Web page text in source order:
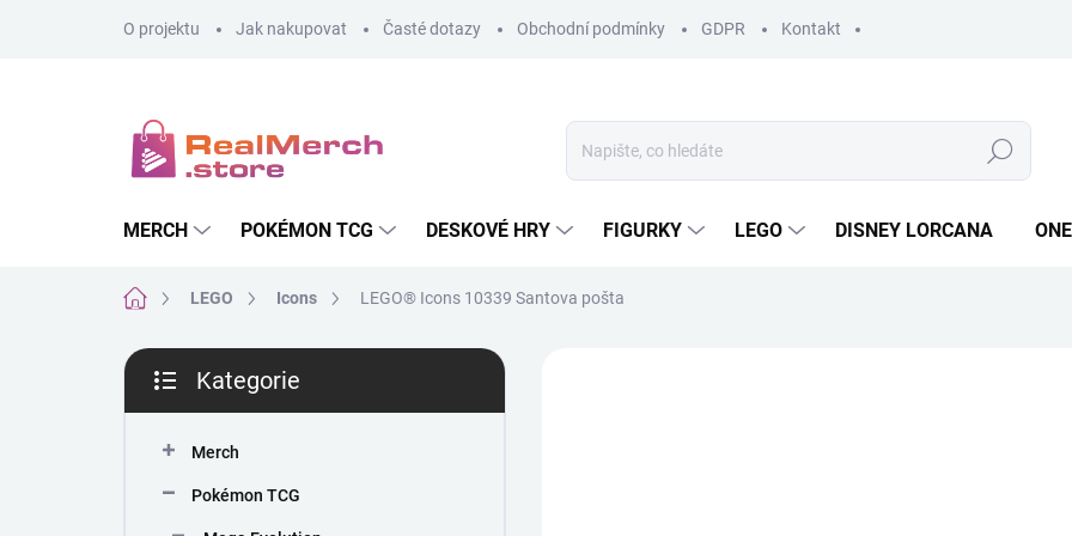
O projektu Jak nakupovat Časté dotazy Obchodní podmínky GDPR Kontakt
Hledat
MERCH POKÉMON TCG DESKOVÉ HRY FIGURKY LEGO DISNEY LORCANA
Domů LEGO Icons LEGO® Icons 10339 Santova pošta
P
s
kategorie
Kategorie
Merch
Pokémon TCG